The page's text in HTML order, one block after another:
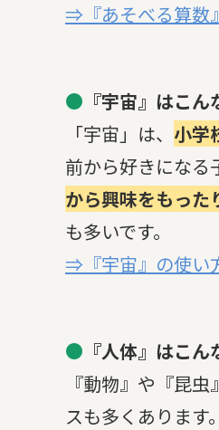
⇒『あそべる算数
● 『宇宙』はこ
「宇宙」は、 小学
前から好きになる
から興味をもった
も多いです。
⇒『宇宙』の使い
● 『人体』はこ
『動物』や『昆
スも多くあります。